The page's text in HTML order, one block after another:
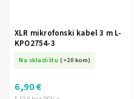
XLR mikrofonski kabel 3 m L-
KPO2754-3
Na skladištu (>20 kom)
6,90 €